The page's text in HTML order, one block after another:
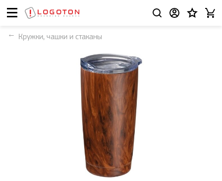
Кружки, чашки и стаканы